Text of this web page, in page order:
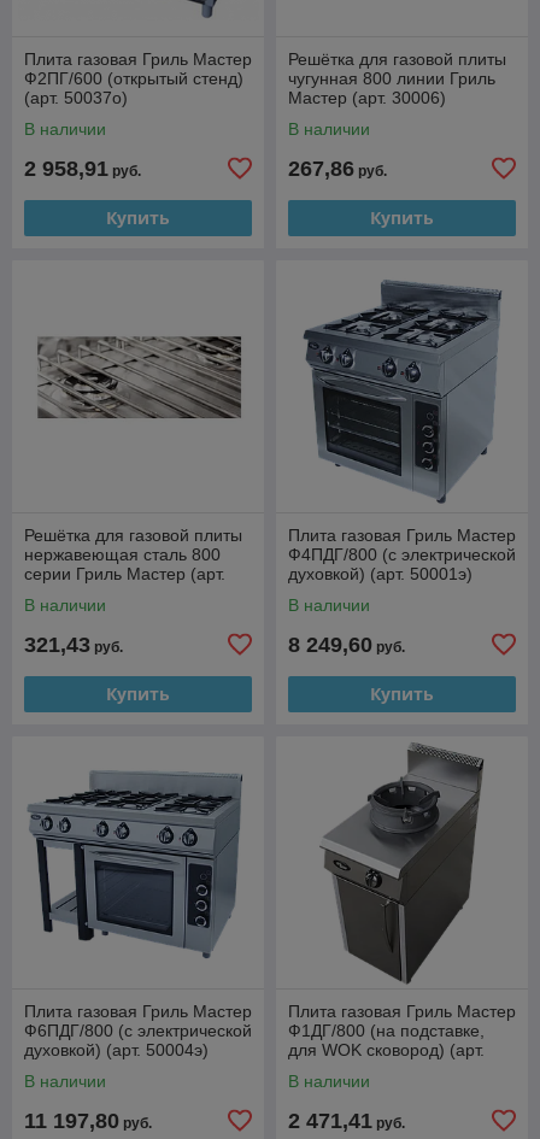
Плита газовая Гриль Мастер
Ф2ПГ/600 (открытый стенд)
(арт. 50037о)
В наличии
2 958,91 руб.
Купить
Решётка для газовой плиты
чугунная 800 линии Гриль
Мастер (арт. 30006)
В наличии
267,86 руб.
Купить
Решётка для газовой плиты
нержавеющая сталь 800
серии Гриль Мастер (арт.
В наличии
321,43 руб.
Купить
Плита газовая Гриль Мастер
Ф4ПДГ/800 (с электрической
духовкой) (арт. 50001э)
В наличии
8 249,60 руб.
Купить
Плита газовая Гриль Мастер
Ф6ПДГ/800 (с электрической
духовкой) (арт. 50004э)
В наличии
11 197,80 руб.
Плита газовая Гриль Мастер
Ф1ДГ/800 (на подставке,
для WOK сковород) (арт.
В наличии
2 471,41 руб.